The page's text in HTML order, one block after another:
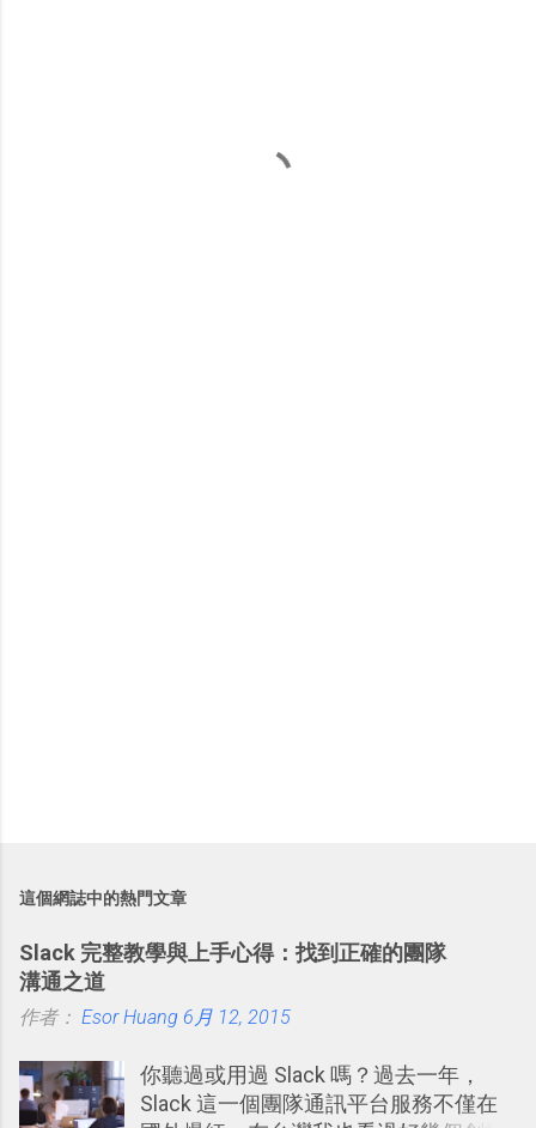
這個網誌中的熱門文章
Slack 完整教學與上手心得：找到正確的團隊
溝通之道
作者： Esor Huang 6月 12, 2015
你聽過或用過 Slack 嗎？過去一年，
Slack 這一個團隊通訊平台服務不僅在